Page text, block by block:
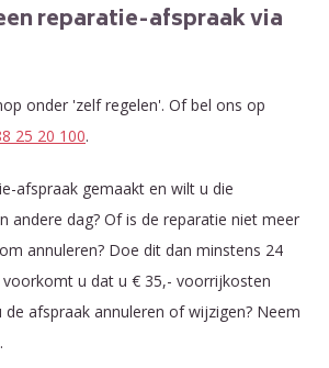
reparatie-afspraak via
onder 'zelf regelen'. Of bel ons op
25 20 100.
afspraak gemaakt en wilt u die
andere dag? Of is de reparatie niet meer
annuleren? Doe dit dan minstens 24
u dat u € 35,- voorrijkosten
afspraak annuleren of wijzigen? Neem